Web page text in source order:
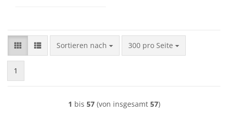
Sortieren nach
Sortieren nach 300 pro Seite
pro Seite
1
1 bis 57(von insgesamt 57)